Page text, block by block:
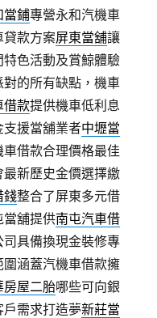
當鋪專營永和汽機車
貸款方案屏東當舖‎讓
色活動及賞鯨體驗
的所有缺點，機車
借款提供機車低利息
援當舖業者中壢當
借款合理價格最佳
最新歷史金價選擇繳
錢整合了屏東多元借
當舖提供南屯汽車借
具備換現金裝修專
圍涵蓋汽機車借款擁
房屋二胎哪些可向銀
戶需求打造夢新莊當